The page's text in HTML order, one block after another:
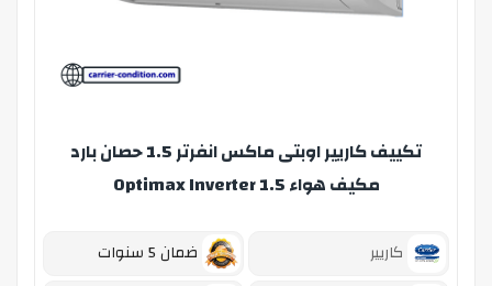
تكييف كاريير اوبتى ماكس انفرتر 1.5 حصان بارد
مكيف هواء Optimax Inverter 1.5
كاريير
ضمان 5 سنوات